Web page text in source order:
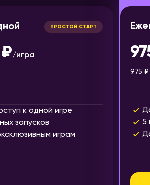
ПРОСТОЙ СТАРТ
/игра
к одной игре
запусков
играм
975 ₽
5